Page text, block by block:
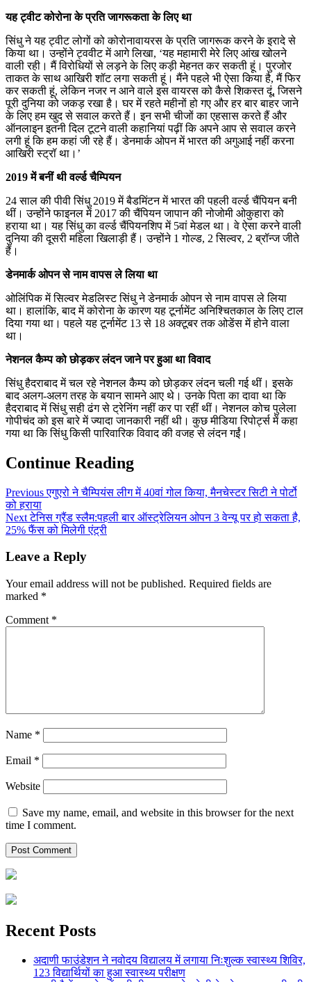
यह ट्वीट कोरोना के प्रति जागरूकता के लिए था
सिंधु ने यह ट्वीट लोगों को कोरोनावायरस के प्रति जागरूक करने के इरादे से
किया था। उन्होंने ट्ववीट में आगे लिखा, ‘यह महामारी मेरे लिए आंख खोलने
वाली रही। मैं विरोधियों से लड़ने के लिए कड़ी मेहनत कर सकती हूं। पुरजोर
ताकत के साथ आखिरी शॉट लगा सकती हूं। मैंने पहले भी ऐसा किया है, मैं फिर
कर सकती हूं, लेकिन नजर न आने वाले इस वायरस को कैसे शिकस्त दूं, जिसने
पूरी दुनिया को जकड़ रखा है। घर में रहते महीनों हो गए और हर बार बाहर जाने
के लिए हम खुद से सवाल करते हैं। इन सभी चीजों का एहसास करते हैं और
ऑनलाइन इतनी दिल टूटने वाली कहानियां पढ़ीं कि अपने आप से सवाल करने
लगी हूं कि हम कहां जी रहे हैं। डेनमार्क ओपन में भारत की अगुआई नहीं करना
आखिरी स्‍ट्रॉ था।’
2019 में बनीं थी वर्ल्ड चैम्पियन
24 साल की पीवी सिंधु 2019 में बैडमिंटन में भारत की पहली वर्ल्ड चैंपियन बनी
थीं। उन्होंने फाइनल में 2017 की चैंपियन जापान की नोजोमी ओकुहारा को
हराया था। यह सिंधु का वर्ल्ड चैंपियनशिप में 5वां मेडल था। वे ऐसा करने वाली
दुनिया की दूसरी महिला खिलाड़ी हैं। उन्होंने 1 गोल्ड, 2 सिल्वर, 2 ब्रॉन्ज जीते
हैं।
डेनमार्क ओपन से नाम वापस ले लिया था
ओलिंपिक में सिल्वर मेडलिस्ट सिंधु ने डेनमार्क ओपन से नाम वापस ले लिया
था। हालांकि, बाद में कोरोना के कारण यह टूर्नामेंट अनिश्चितकाल के लिए टाल
दिया गया था। पहले यह टूर्नामेंट 13 से 18 अक्टूबर तक ओडेंस में होने वाला
था।
नेशनल कैम्प को छोड़कर लंदन जाने पर हुआ था विवाद
सिंधु हैदराबाद में चल रहे नेशनल कैम्प को छोड़कर लंदन चली गई थीं। इसके
बाद अलग-अलग तरह के बयान सामने आए थे। उनके पिता का दावा था कि
हैदराबाद में सिंधु सही ढंग से ट्रेनिंग नहीं कर पा रहीं थीं। नेशनल कोच पुलेला
गोपीचंद को इस बारे में ज्यादा जानकारी नहीं थी। कुछ मीडिया रिपोर्ट्स में कहा
गया था कि सिंधु किसी पारिवारिक विवाद की वजह से लंदन गईं।
Continue Reading
Previousएगुएरो ने चैम्पियंस लीग में 40वां गोल किया, मैनचेस्टर सिटी ने पोर्टो
को हराया
Nextटेनिस ग्रैंड स्लैम:पहली बार ऑस्ट्रेलियन ओपन 3 वेन्यू पर हो सकता है,
25% फैंस को मिलेगी एंट्री
Leave a Reply
Your email address will not be published. Required fields are
marked *
Comment *
Name *
Email *
Website
Save my name, email, and website in this browser for the next
time I comment.
Recent Posts
अदाणी फाउंडेशन ने नवोदय विद्यालय में लगाया निःशुल्क स्वास्थ्य शिविर,
123 विद्यार्थियों का हुआ स्वास्थ्य परीक्षण